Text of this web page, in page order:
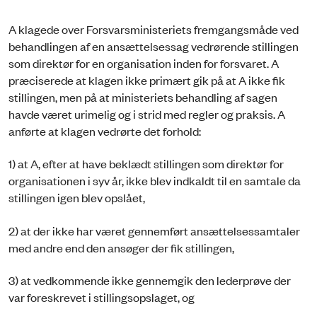
A klagede over Forsvarsministeriets fremgangsmåde ved
behandlingen af en ansættelsessag vedrørende stillingen
som direktør for en organisation inden for forsvaret. A
præciserede at klagen ikke primært gik på at A ikke fik
stillingen, men på at ministeriets behandling af sagen
havde været urimelig og i strid med regler og praksis. A
anførte at klagen vedrørte det forhold:
1) at A, efter at have beklædt stillingen som direktør for
organisationen i syv år, ikke blev indkaldt til en samtale da
stillingen igen blev opslået,
2) at der ikke har været gennemført ansættelsessamtaler
med andre end den ansøger der fik stillingen,
3) at vedkommende ikke gennemgik den lederprøve der
var foreskrevet i stillingsopslaget, og